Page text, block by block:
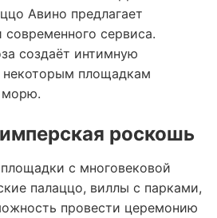
Авино предлагает
сервиса.
создаёт интимную
некоторым площадкам
морю.
роскошь
с многовековой
палаццо, виллы с парками,
провести церемонию